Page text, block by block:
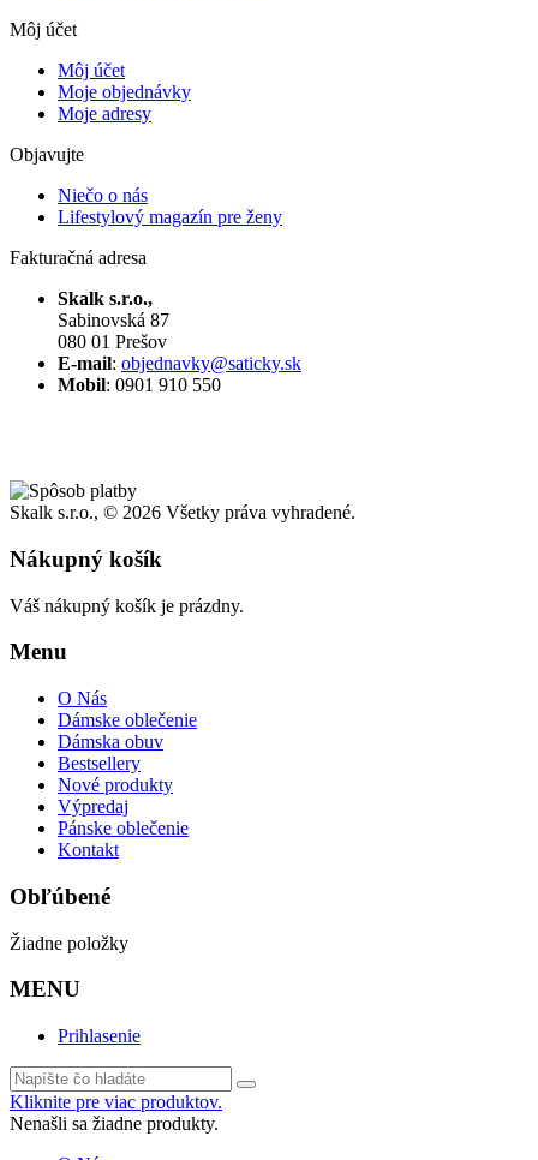
Môj účet
Môj účet
Moje objednávky
Moje adresy
Objavujte
Niečo o nás
Lifestylový magazín pre ženy
Fakturačná adresa
Skalk s.r.o.,
Sabinovská 87
080 01 Prešov
E-mail: objednavky@saticky.sk
Mobil: 0901 910 550
Skalk s.r.o., © 2026 Všetky práva vyhradené.
Nákupný košík
Váš nákupný košík je prázdny.
Menu
O Nás
Dámske oblečenie
Dámska obuv
Bestsellery
Nové produkty
Výpredaj
Pánske oblečenie
Kontakt
Obľúbené
Žiadne položky
MENU
Prihlasenie
Kliknite pre viac produktov.
Nenašli sa žiadne produkty.